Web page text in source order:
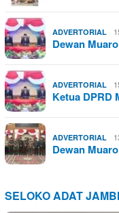
ADVERTORIAL
Dewan
ADVERTORIAL
Ketua DPRD
ADVERTORIAL
Dewan
SELOKO ADAT JAMBI